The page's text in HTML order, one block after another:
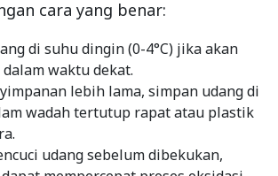
cara yang benar:
di suhu dingin (0-4°C) jika akan
waktu dekat.
lebih lama, simpan udang di
wadah tertutup rapat atau plastik
udang sebelum dibekukan,